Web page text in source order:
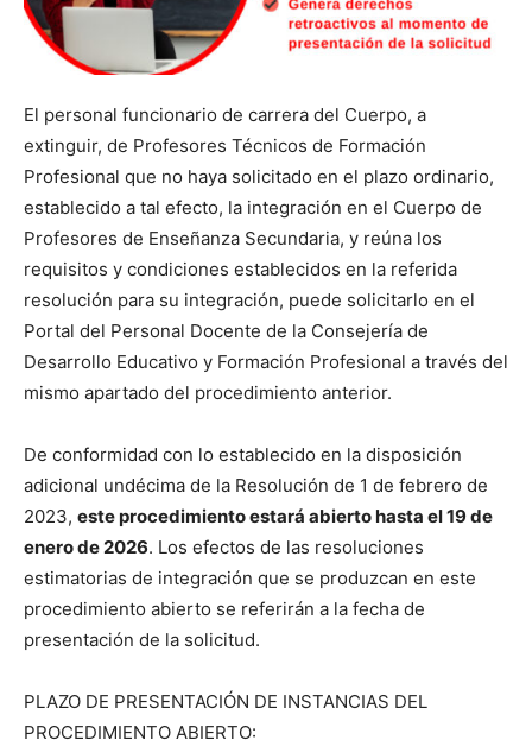
El personal funcionario de carrera del Cuerpo, a
extinguir, de Profesores Técnicos de Formación
Profesional que no haya solicitado en el plazo ordinario,
establecido a tal efecto, la integración en el Cuerpo de
Profesores de Enseñanza Secundaria, y reúna los
requisitos y condiciones establecidos en la referida
resolución para su integración, puede solicitarlo en el
Portal del Personal Docente de la Consejería de
Desarrollo Educativo y Formación Profesional a través del
mismo apartado del procedimiento anterior.
De conformidad con lo establecido en la disposición
adicional undécima de la Resolución de 1 de febrero de
2023, este procedimiento estará abierto hasta el 19 de
enero de 2026. Los efectos de las resoluciones
estimatorias de integración que se produzcan en este
procedimiento abierto se referirán a la fecha de
presentación de la solicitud.
PLAZO DE PRESENTACIÓN DE INSTANCIAS DEL
PROCEDIMIENTO ABIERTO: